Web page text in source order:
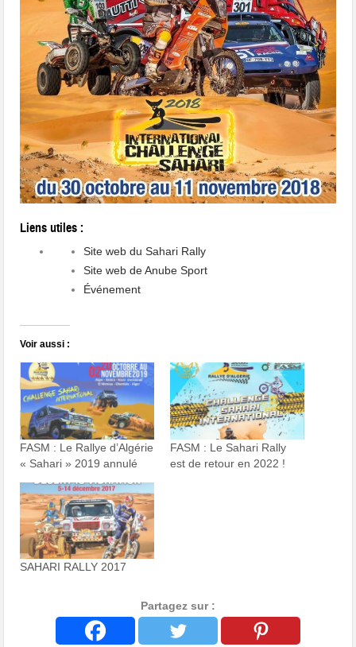
Liens utiles :
Site web du Sahari Rally
Site web de Anube Sport
Événement
Voir aussi :
FASM : Le Rallye d’Algérie
« Sahari » 2019 annulé
FASM : Le Sahari Rally
est de retour en 2022 !
SAHARI RALLY 2017
Partagez sur :